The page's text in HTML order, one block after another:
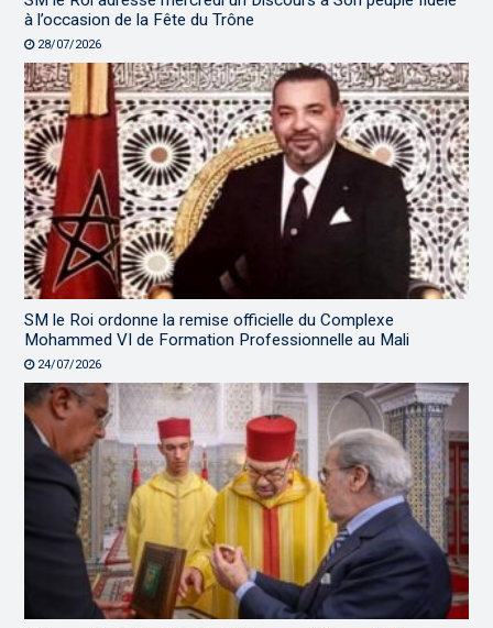
à l’occasion de la Fête du Trône
28/07/2026
SM le Roi ordonne la remise officielle du Complexe
Mohammed VI de Formation Professionnelle au Mali
24/07/2026